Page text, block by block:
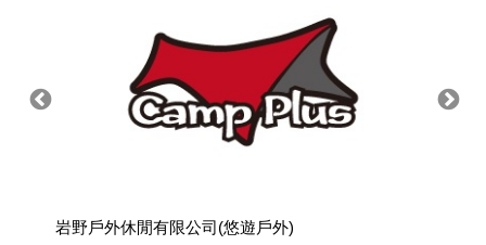
岩野戶外休閒有限公司(悠遊戶外)